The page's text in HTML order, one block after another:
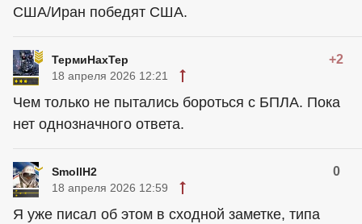
США/Иран победят США.
ТермиНахТер +2
18 апреля 2026 12:21
Чем только не пытались бороться с БПЛА. Пока
нет однозначного ответа.
SmollH2 0
18 апреля 2026 12:59
Я уже писал об этом в сходной заметке, типа